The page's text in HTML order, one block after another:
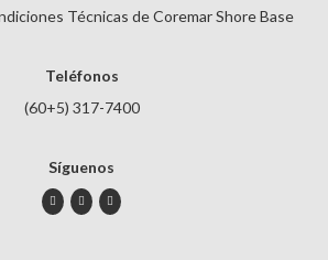
Técnicas de Coremar Shore Base
Teléfonos
(60+5) 317-7400
Síguenos
instagramtwitter